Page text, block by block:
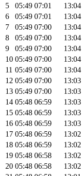
5
05:49 07:01 13:04
6
05:49 07:01 13:04
7
05:49 07:00 13:04
8
05:49 07:00 13:04
9
05:49 07:00 13:04
10 05:49 07:00 13:04
11 05:49 07:00 13:04
12 05:49 07:00 13:03
13 05:49 07:00 13:03
14 05:48 06:59 13:03
15 05:48 06:59 13:03
16 05:48 06:59 13:03
17 05:48 06:59 13:02
18 05:48 06:59 13:02
19 05:48 06:58 13:02
20 05:48 06:58 13:02